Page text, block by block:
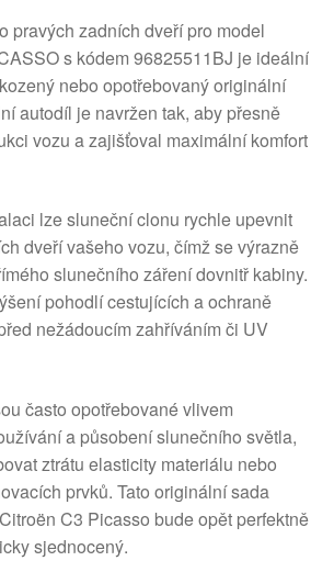
pravých zadních dveří pro model
s kódem 96825511BJ je ideální
nebo opotřebovaný originální
autodíl je navržen tak, aby přesně
vozu a zajišťoval maximální komfort
lze sluneční clonu rychle upevnit
dveří vašeho vozu, čímž se výrazně
slunečního záření dovnitř kabiny.
pohodlí cestujících a ochraně
nežádoucím zahříváním či UV
často opotřebované vlivem
a působení slunečního světla,
ztrátu elasticity materiálu nebo
prvků. Tato originální sada
C3 Picasso bude opět perfektně
sjednocený.